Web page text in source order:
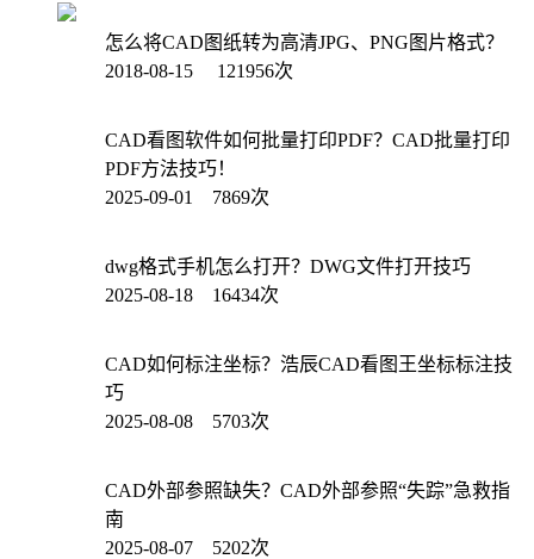
怎么将CAD图纸转为高清JPG、PNG图片格式？
2018-08-15 121956次
CAD看图软件如何批量打印PDF？CAD批量打印
PDF方法技巧！
2025-09-01 7869次
dwg格式手机怎么打开？DWG文件打开技巧
2025-08-18 16434次
CAD如何标注坐标？浩辰CAD看图王坐标标注技
巧
2025-08-08 5703次
CAD外部参照缺失？CAD外部参照“失踪”急救指
南
2025-08-07 5202次